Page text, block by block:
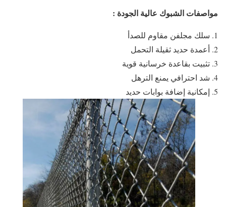
مواصفات الشبوك عالية الجودة :
سلك مجلفن مقاوم للصدأ
أعمدة حديد ثقيلة التحمل
تثبيت بقاعدة خرسانية قوية
شد احترافي يمنع الترهل
إمكانية إضافة بوابات حديد